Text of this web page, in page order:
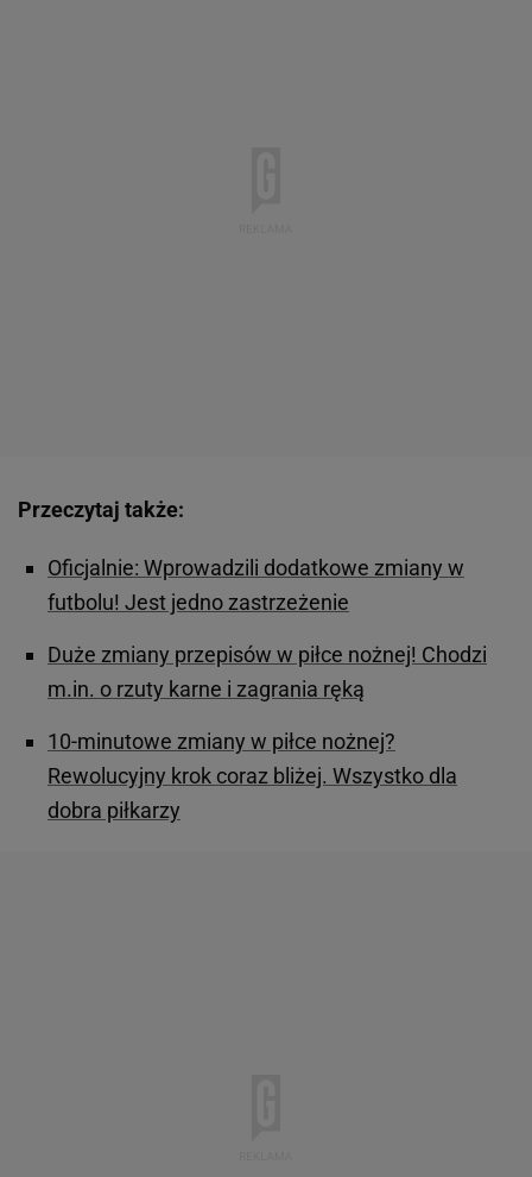
Przeczytaj także:
Oficjalnie: Wprowadzili dodatkowe zmiany w
futbolu! Jest jedno zastrzeżenie
Duże zmiany przepisów w piłce nożnej! Chodzi
m.in. o rzuty karne i zagrania ręką
10-minutowe zmiany w piłce nożnej?
Rewolucyjny krok coraz bliżej. Wszystko dla
dobra piłkarzy